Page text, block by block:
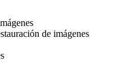
de imágenes